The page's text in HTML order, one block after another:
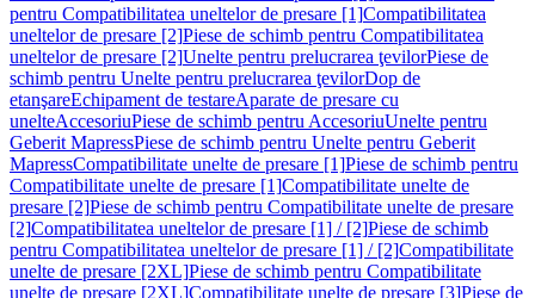
pentru Compatibilitatea uneltelor de presare [1]Compatibilitatea
uneltelor de presare [2]Piese de schimb pentru Compatibilitatea
uneltelor de presare [2]Unelte pentru prelucrarea ţevilorPiese de
schimb pentru Unelte pentru prelucrarea ţevilorDop de
etanşareEchipament de testareAparate de presare cu
unelteAccesoriuPiese de schimb pentru AccesoriuUnelte pentru
Geberit MapressPiese de schimb pentru Unelte pentru Geberit
MapressCompatibilitate unelte de presare [1]Piese de schimb pentru
Compatibilitate unelte de presare [1]Compatibilitate unelte de
presare [2]Piese de schimb pentru Compatibilitate unelte de presare
[2]Compatibilitatea uneltelor de presare [1] / [2]Piese de schimb
pentru Compatibilitatea uneltelor de presare [1] / [2]Compatibilitate
unelte de presare [2XL]Piese de schimb pentru Compatibilitate
unelte de presare [2XL]Compatibilitate unelte de presare [3]Piese de